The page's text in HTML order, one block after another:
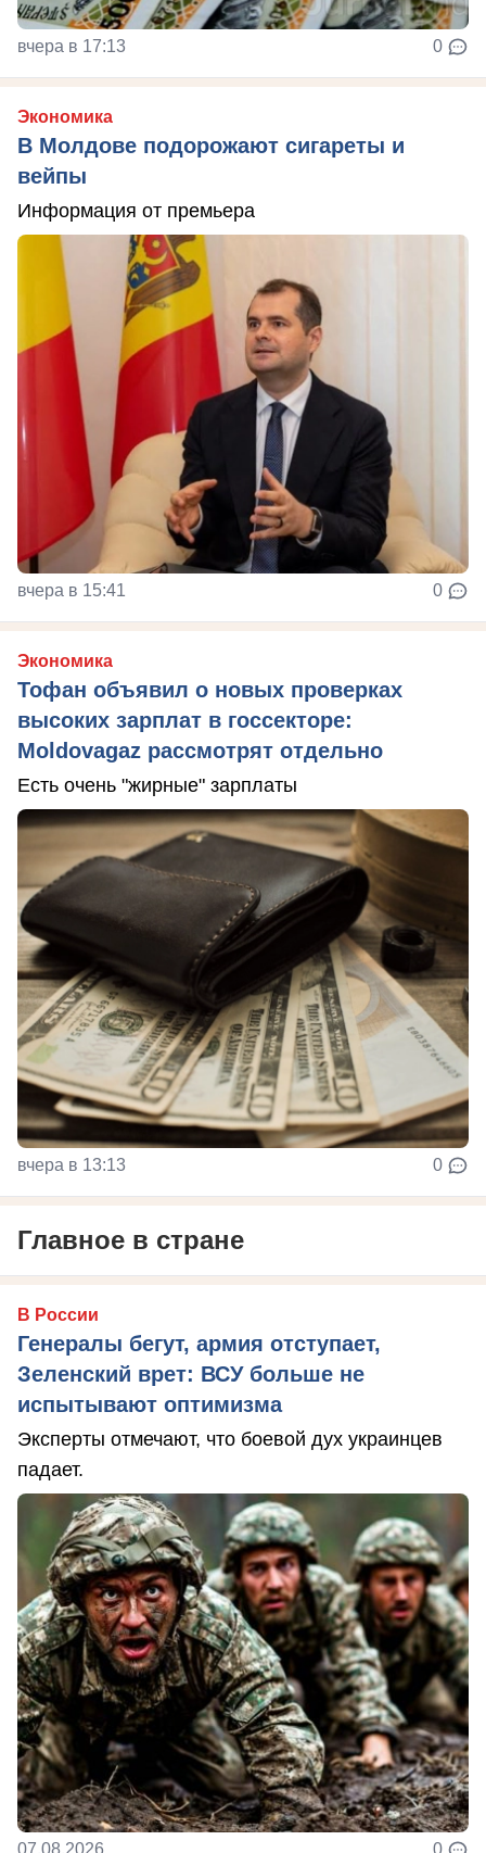
вчера в 17:13 0
Экономика
В Молдове подорожают сигареты и
вейпы
Информация от премьера
вчера в 15:41 0
Экономика
Тофан объявил о новых проверках
высоких зарплат в госсекторе:
Moldovagaz рассмотрят отдельно
Есть очень "жирные" зарплаты
вчера в 13:13 0
Главное в стране
В России
Генералы бегут, армия отступает,
Зеленский врет: ВСУ больше не
испытывают оптимизма
Эксперты отмечают, что боевой дух украинцев
падает.
07.08.2026 0